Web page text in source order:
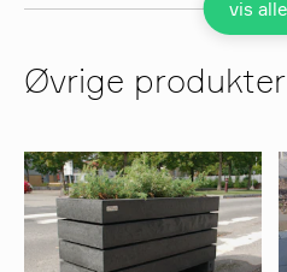
vis alle
Øvrige produkter